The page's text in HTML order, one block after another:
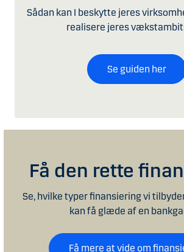
Sådan kan I beskytte jeres
realisere jeres
Se guiden her
Få den rette
Se, hvilke typer finansiering vi
kan få glæde af en
Få mere at vide om